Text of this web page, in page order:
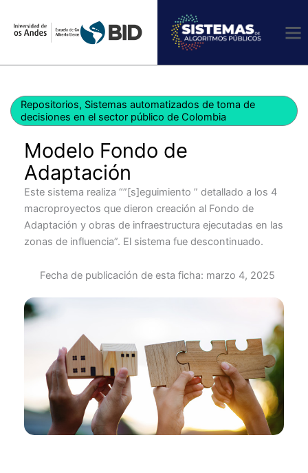
Repositorios, Sistemas automatizados de toma de
decisiones en el sector público de Colombia
Modelo Fondo de
Adaptación
Este sistema realiza “”[s]eguimiento ” detallado a los 4
macroproyectos que dieron creación al Fondo de
Adaptación y obras de infraestructura ejecutadas en las
zonas de influencia”. El sistema fue descontinuado.
Fecha de publicación de esta ficha: marzo 4, 2025